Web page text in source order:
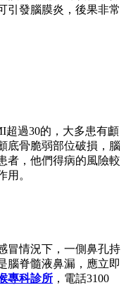
引發腦膜炎，後果非常
超過30的，大多患有顱
底骨脆弱部位破損，腦
者，他們得病的風險較
用。
冒情況下，一側鼻孔持
腦脊髓液鼻漏，應立即
專科診所 ，電話3100